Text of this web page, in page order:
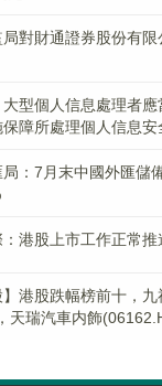
對財通證券股份有
型個人信息處理者
障所處理個人信息安
局：7月末中國外匯儲
港股上市工作正常推
】港股跌幅榜前十，
天瑞汽車内飾